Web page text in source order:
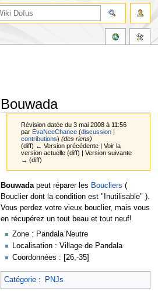
Bouwada
Révision datée du 3 mai 2008 à 11:56
parEvaNeeChance (discussion |
contributions) (des riens)
(diff) ← Version précédente | Voir la
version actuelle (diff) | Version suivante
→ (diff)
Aller
à
la
navigation
Aller
à
la
recherche
Bouwadapeut réparer les Boucliers (
Bouclier dont la condition est "Inutilisable" ).
Vous perdez votre vieux bouclier, mais vous
en récupérez un tout beau et tout neuf!
Zone : Pandala Neutre
Localisation : Village de Pandala
Coordonnées : [26,-35]
Catégorie: PNJs